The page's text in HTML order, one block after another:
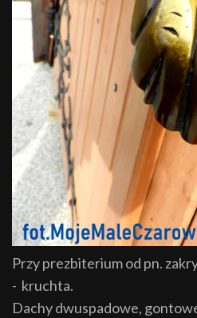
Przy prezbiterium od pn.
- kruchta.
Dachy dwuspadowe,